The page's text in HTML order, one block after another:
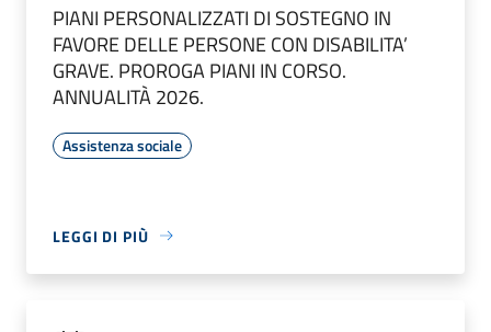
PIANI PERSONALIZZATI DI SOSTEGNO IN
FAVORE DELLE PERSONE CON DISABILITA’
GRAVE. PROROGA PIANI IN CORSO.
ANNUALITÀ 2026.
Assistenza sociale
LEGGI DI PIÙ